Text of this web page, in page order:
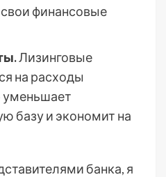
финансовые
Лизинговые
на расходы
уменьшает
базу и экономит на
банка, я